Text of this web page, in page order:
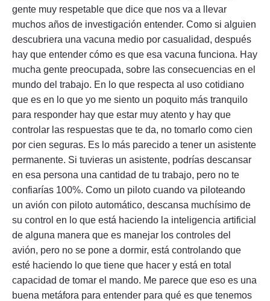
gente muy respetable que dice que nos va a llevar
muchos años de investigación entender. Como si alguien
descubriera una vacuna medio por casualidad, después
hay que entender cómo es que esa vacuna funciona. Hay
mucha gente preocupada, sobre las consecuencias en el
mundo del trabajo. En lo que respecta al uso cotidiano
que es en lo que yo me siento un poquito más tranquilo
para responder hay que estar muy atento y hay que
controlar las respuestas que te da, no tomarlo como cien
por cien seguras. Es lo más parecido a tener un asistente
permanente. Si tuvieras un asistente, podrías descansar
en esa persona una cantidad de tu trabajo, pero no te
confiarías 100%. Como un piloto cuando va piloteando
un avión con piloto automático, descansa muchísimo de
su control en lo que está haciendo la inteligencia artificial
de alguna manera que es manejar los controles del
avión, pero no se pone a dormir, está controlando que
esté haciendo lo que tiene que hacer y está en total
capacidad de tomar el mando. Me parece que eso es una
buena metáfora para entender para qué es que tenemos